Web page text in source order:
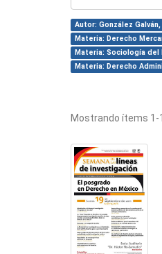
Autor: González
Materia: Derecho
Materia: Sociología del
Materia: Derecho
Mostrando ítems 1-